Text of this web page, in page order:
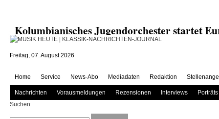
Kolumbianisches Jugendorchester startet
Freitag, 07. August 2026
Home Service News-Abo Mediadaten Redaktion
Nachrichten Vorausmeldungen Rezensionen Interviews
Porträts
Suchen